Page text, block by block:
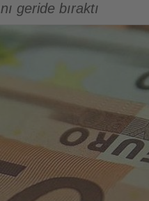
geride bıraktı